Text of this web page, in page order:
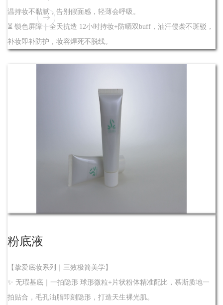
温持妆不黏腻，告别假面感，轻薄会呼吸。
⏳ 锁色屏障｜全天抗造 12小时持妆+防晒双buff，油汗侵袭不斑驳，
补妆即补防护，妆容焊死不脱线。
粉底液
【挚爱底妆系列｜三效极简美学】
✨ 无瑕基底｜一拍隐形 球形微粒+片状粉体精准配比，慕斯质地一
拍贴合，毛孔油脂即刻隐形，打造天生裸光肌。